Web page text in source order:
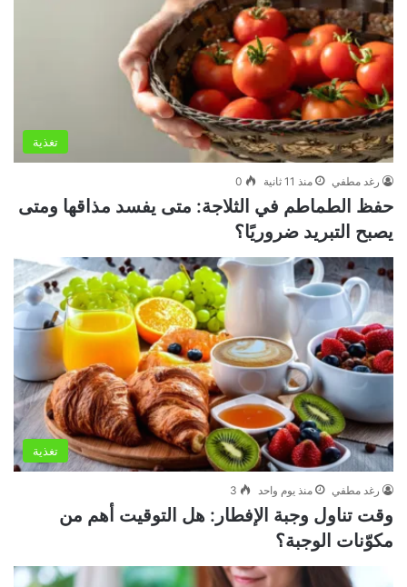
تغذية
رغد مطفي منذ 11 ثانية 0
حفظ الطماطم في الثلاجة: متى يفسد مذاقها ومتى
يصبح التبريد ضروريًا؟
تغذية
رغد مطفي منذ يوم واحد 3
وقت تناول وجبة الإفطار: هل التوقيت أهم من
مكوّنات الوجبة؟